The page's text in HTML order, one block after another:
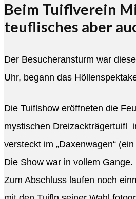
Beim Tuiflverein
teuflisches aber
Der Besucheransturm war
Uhr, begann das
Die Tuiflshow eröffneten die
mystischen Dreizackträgertuifl
versteckt im „Daxenwagen“
Die Show war in vollem Gange.
Zum Abschluss laufen noch